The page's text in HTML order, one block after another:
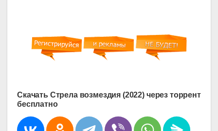
Скачать Стрела возмездия (2022) через торрент
бесплатно